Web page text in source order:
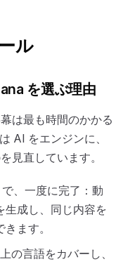
ル
を選ぶ理由
は最も時間のかかる
AI をエンジンに、
見直しています。
、一度に完了：動
生成し、同じ内容を
ます。
の言語をカバーし、